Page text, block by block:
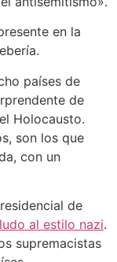
en la
países de
de
Holocausto.
son los que
con un
de
al estilo nazi.
supremacistas